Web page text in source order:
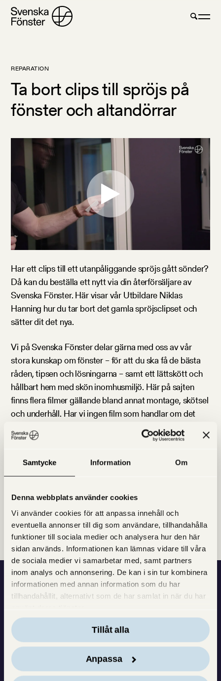
Samtycke Information Om
Denna webbplats använder cookies
Vi använder cookies för att anpassa innehåll och
eventuella annonser till dig som användare, tillhandahålla
funktioner till sociala medier och analysera hur den här
sidan används. Informationen kan lämnas vidare till våra
de sociala medier vi samarbetar med, samt partners
inom analys och annonsering. De kan i sin tur kombinera
informationen med annan information som du har
tillhandahållit, alternativt som de har samlat in när du har
Tillåt alla
Anpassa
REPARATION
Ta bort clips till spröjs på
fönster och altandörrar
Har ett clips till ett utanpåliggande spröjs gått sönder?
Då kan du beställa ett nytt via din återförsäljare av
Svenska Fönster. Här visar vår Utbildare Niklas
Hanning hur du tar bort det gamla spröjsclipset och
sätter dit det nya.
Vi på Svenska Fönster delar gärna med oss av vår
stora kunskap om fönster – för att du ska få de bästa
råden, tipsen och lösningarna – samt ett lättskött och
hållbart hem med skön inomhusmiljö. Här på sajten
finns flera filmer gällande bland annat montage, skötsel
och underhåll. Har vi ingen film som handlar om det
som du söker? Kika gärna bland våravanliga frågor
och svar
. Saknas svaret även där får du gärna skicka
förslag, så kan det bli just det innehållet som du
föreslår som vi fokuserar på vid nästa inspelning.
Dela inlägget med andra FacebookLinkedInTwitterMail
Vi bygger fönster — men
också tillit och förtroende.
Varje dag bidrar vi till att
göra människors vardag